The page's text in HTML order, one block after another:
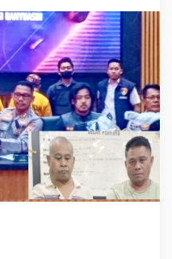
a
D
d
e
p
a
n
R
u
m
d
n